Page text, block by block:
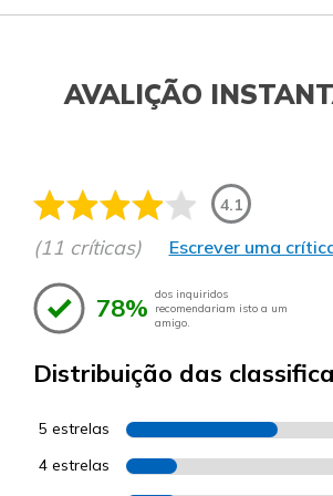
AVALIÇÃO
4.1
(11 críticas) Escrever uma
78% dos inquiridos
recomendariam isto a um
amigo.
Distribuição das
5 estrelas
4 estrelas